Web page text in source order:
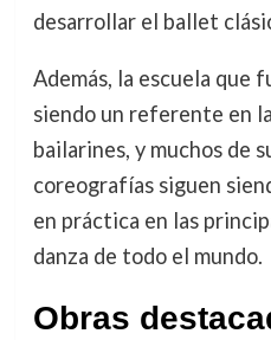
desarrollar el ballet
Además, la escuela que
siendo un referente en
bailarines, y muchos de
coreografías siguen
en práctica en las
danza de todo el mundo.
Obras